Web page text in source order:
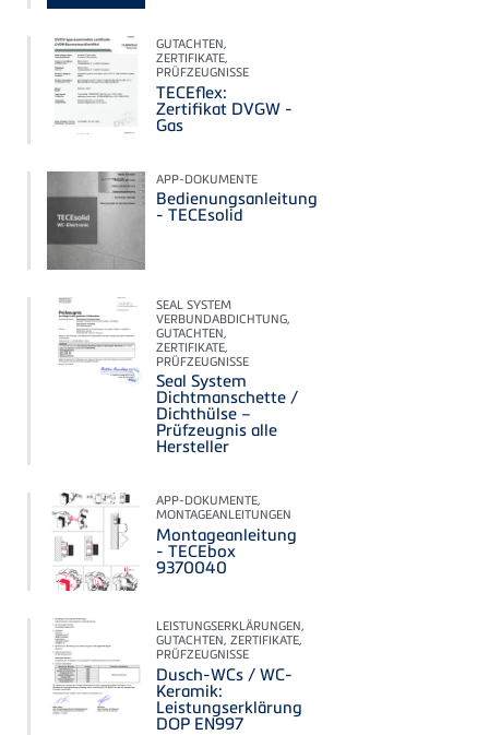
GUTACHTEN,
ZERTIFIKATE,
PRÜFZEUGNISSE
TECEflex:
Zertifikat DVGW -
Gas
APP-DOKUMENTE
Bedienungsanleitung
- TECEsolid
SEAL SYSTEM
VERBUNDABDICHTUNG,
GUTACHTEN,
ZERTIFIKATE,
PRÜFZEUGNISSE
Seal System
Dichtmanschette /
Dichthülse –
Prüfzeugnis alle
Hersteller
APP-DOKUMENTE,
MONTAGEANLEITUNGEN
Montageanleitung
- TECEbox
9370040
LEISTUNGSERKLÄRUNGEN,
GUTACHTEN, ZERTIFIKATE,
PRÜFZEUGNISSE
Dusch-WCs / WC-
Keramik:
Leistungserklärung
DOP EN997